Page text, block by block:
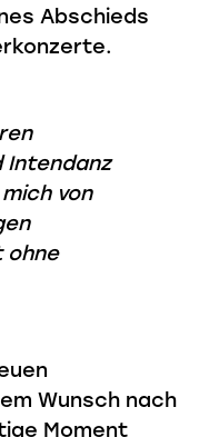
Abschieds
Intendanz
von
ohne
Wunsch nach
Moment